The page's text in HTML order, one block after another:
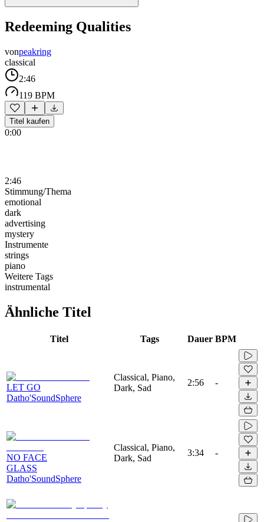
Redeeming Qualities
vonpeakring
classical
2:46
119 BPM
Titel kaufen
0:00
2:46
Stimmung/Thema
emotional
dark
advertising
mystery
Instrumente
strings
piano
Weitere Tags
instrumental
Ähnliche Titel
Titel Tags Dauer BPM
LET GO
Datho'SoundSphere
Classical, Piano,
Dark, Sad
2:56 -
NO FACE
GLASS
Datho'SoundSphere
Classical, Piano,
Dark, Sad
3:34 -